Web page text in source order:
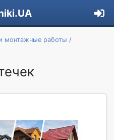
монтажные работы